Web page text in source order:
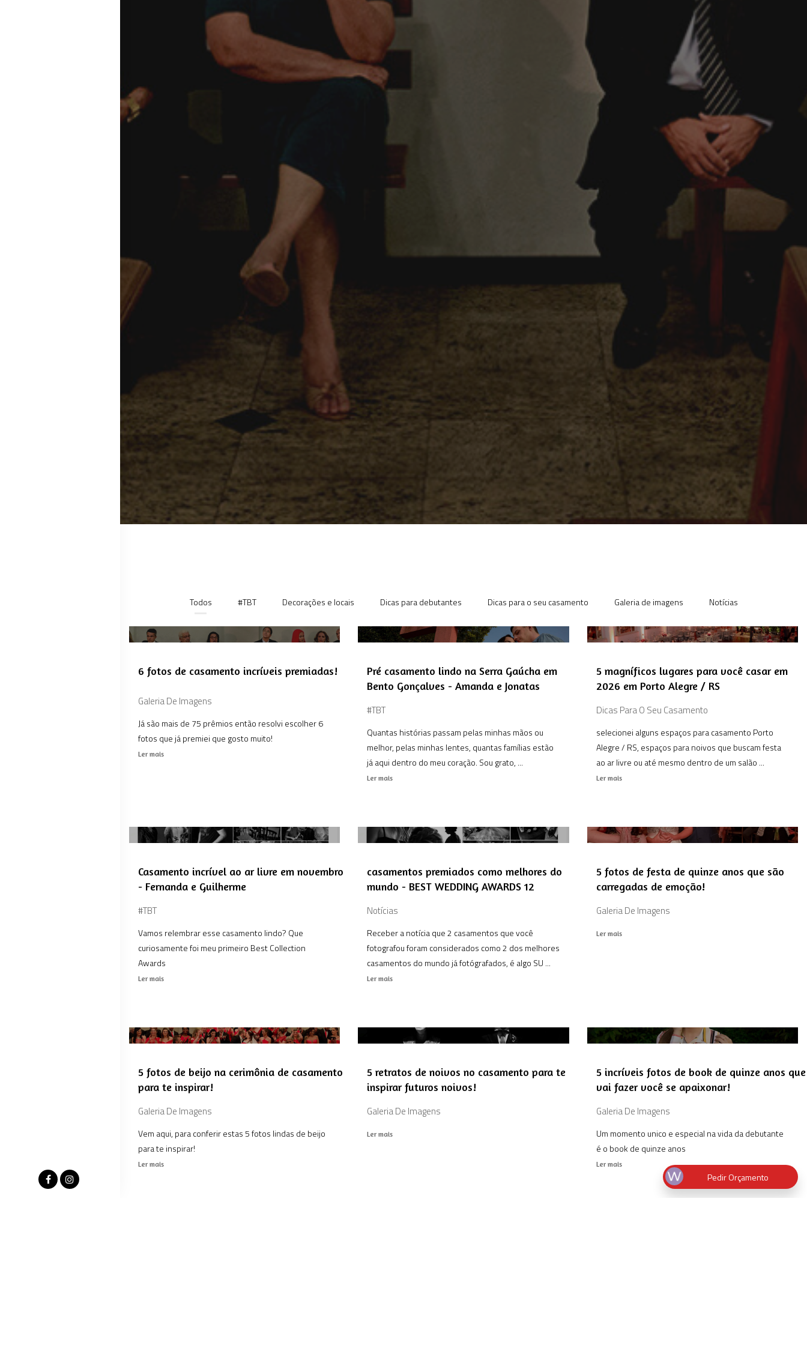
Todos #TBT Decorações e locais Dicas para debutantes Dicas para o seu casamento Galeria de imagens Notícias
6 fotos de casamento incríveis premiadas!
Galeria De Imagens
Já são mais de 75 prêmios então resolvi escolher 6
fotos que já premiei que gosto muito!
Ler mais
Pré casamento lindo na Serra Gaúcha em
Bento Gonçalves - Amanda e Jonatas
#TBT
Quantas histórias passam pelas minhas mãos ou
melhor, pelas minhas lentes, quantas famílias estão
já aqui dentro do meu coração. Sou grato, ...
Ler mais
5 magníficos lugares para você casar em
2026 em Porto Alegre / RS
Dicas Para O Seu Casamento
selecionei alguns espaços para casamento Porto
Alegre / RS, espaços para noivos que buscam festa
ao ar livre ou até mesmo dentro de um salão ...
Ler mais
Casamento incrível ao ar livre em novembro
- Fernanda e Guilherme
#TBT
Vamos relembrar esse casamento lindo? Que
curiosamente foi meu primeiro Best Collection
Awards
Ler mais
casamentos premiados como melhores do
mundo - BEST WEDDING AWARDS 12
Notícias
Receber a notícia que 2 casamentos que você
fotografou foram considerados como 2 dos melhores
casamentos do mundo já fotógrafados, é algo SU ...
Ler mais
5 fotos de festa de quinze anos que são
carregadas de emoção!
Galeria De Imagens
Ler mais
5 fotos de beijo na cerimônia de casamento
para te inspirar!
Galeria De Imagens
Vem aqui, para conferir estas 5 fotos lindas de beijo
para te inspirar!
Ler mais
5 retratos de noivos no casamento para te
inspirar futuros noivos!
Galeria De Imagens
Ler mais
5 incríveis fotos de book de quinze anos que
vai fazer você se apaixonar!
Galeria De Imagens
Um momento unico e especial na vida da debutante
é o book de quinze anos
Ler mais
Pedir Orçamento